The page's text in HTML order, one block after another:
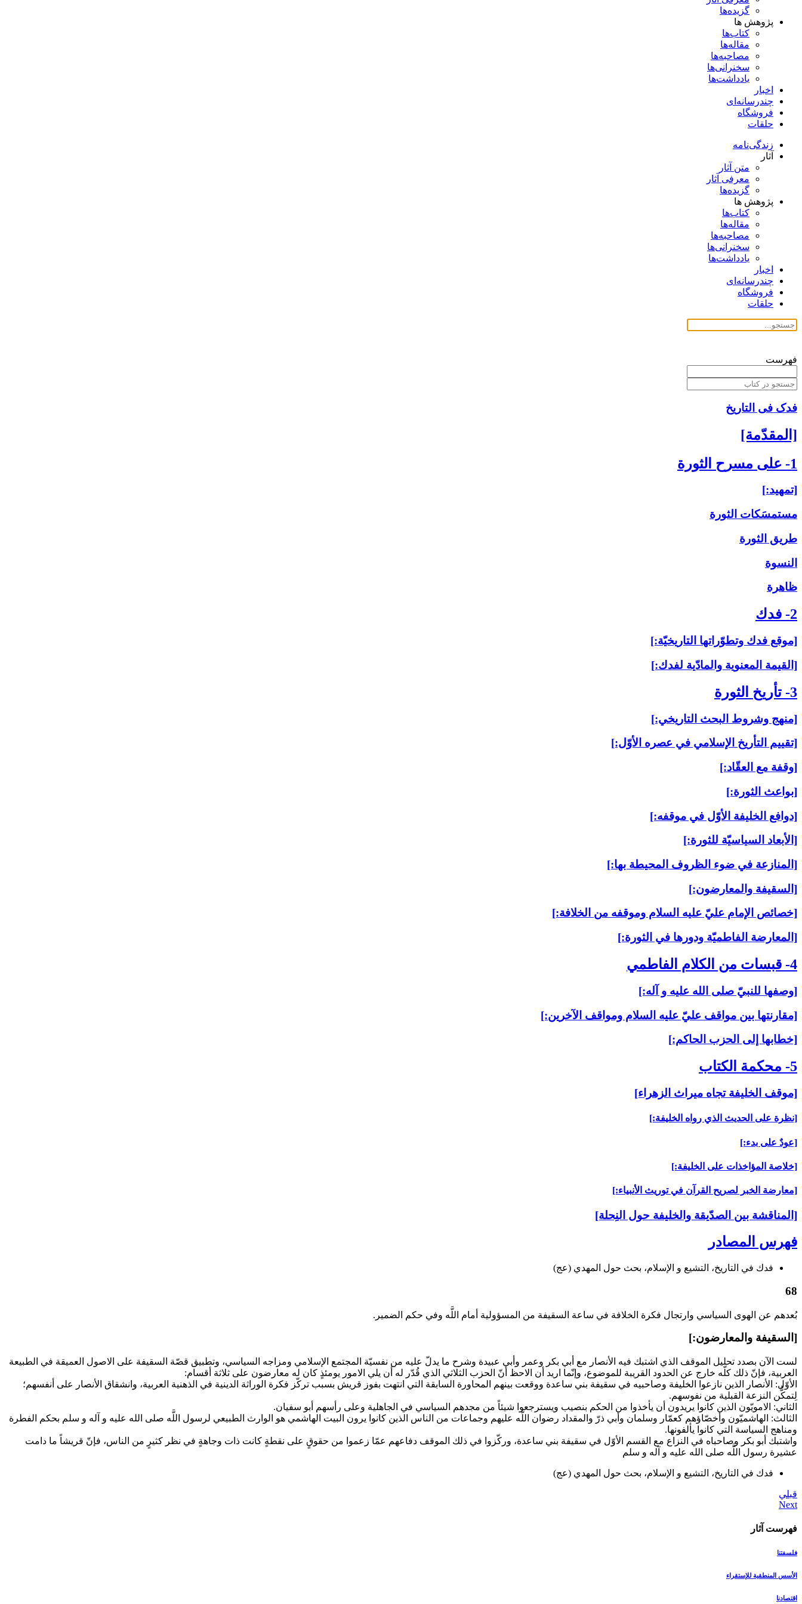
گزیده‌ها
پژوهش ها
کتاب‌ها
مقاله‌ها
مصاحبه‌ها
سخنرانی‌ها
یادداشت‌ها
اخبار
چندرسانه‌ای
فروشگاه
حلقات
زندگی‌نامه
آثار
متن آثار
معرفی آثار
گزیده‌ها
پژوهش ها
کتاب‌ها
مقاله‌ها
مصاحبه‌ها
سخنرانی‌ها
یادداشت‌ها
اخبار
چندرسانه‌ای
فروشگاه
حلقات
فهرست
فدک فی التاریخ
[المقدّمة]
1- على مسرح الثورة
[تمهيد:]
مستمسَكات الثورة
طريق الثورة
النسوة
ظاهرة
2- فدك‏
[موقع فدك وتطوّراتها التاريخيّة:]
[القيمة المعنوية والمادّية لفدك:]
3- تأريخ الثورة
[منهج وشروط البحث التاريخي:]
[تقييم التأريخ الإسلامي في عصره الأوّل:]
[وقفة مع العقّاد:]
[بواعث الثورة:]
[دوافع الخليفة الأوّل في موقفه:]
[الأبعاد السياسيّة للثورة:]
[المنازعة في ضوء الظروف المحيطة بها:]
[السقيفة والمعارضون:]
[خصائص الإمام عليّ عليه السلام وموقفه من الخلافة:]
[المعارضة الفاطميّة ودورها في الثورة:]
4- قبسات من الكلام الفاطمي‏
[وصفها للنبيّ صلى الله عليه و آله:]
[مقارنتها بين مواقف عليّ عليه السلام ومواقف الآخرين:]
[خطابها إلى الحزب الحاكم:]
5- محكمة الكتاب‏
[موقف الخليفة تجاه ميراث الزهراء]
[نظرة على الحديث الذي رواه الخليفة:]
[عودٌ على بدء:]
[خلاصة المؤاخذات على الخليفة:]
[معارضة الخبر لصريح القرآن في توريث الأنبياء:]
[المناقشة بين الصدّيقة والخليفة حول النِحلة]
فهرس المصادر
فدك في التاريخ، التشيع و الإسلام، بحث حول المهدي (عج)
68
بُعدهم عن الهوى السياسي وارتجال فكرة الخلافة في ساعة السقيفة من المسؤولية أمام اللَّه وفي حكم الضمير.
[السقيفة والمعارضون:]
لست الآن بصدد تحليل الموقف الذي اشتبك فيه الأنصار مع أبي بكر وعمر وأبي عبيدة وشرح ما يدلّ عليه من نفسيّة المجتمع الإسلامي ومزاجه السياسي، وتطبيق قصّة السقيفة على الاصول العميقة في الطبيعة
العربية، فإنّ ذلك كلّه خارج عن الحدود القريبة للموضوع، وإنّما اريد أن الاحظ أنّ الحزب الثلاثي الذي قُدّر له أن يلي الامور يومئذٍ كان له معارضون على‏ ثلاثة أقسام:
الأوّل: الأنصار الذين نازعوا الخليفة وصاحبيه في سقيفة بني ساعدة ووقعت بينهم المحاورة السابقة التي انتهت بفوز قريش بسبب تركّز فكرة الوراثة الدينية في الذهنية العربية، وانشقاق الأنصار على‏ أنفسهم؛
لِتمكُّن النزعة القبلية من نفوسهم.
الثاني: الامويّون الذين كانوا يريدون أن يأخذوا من الحكم بنصيب ويسترجعوا شيئاً من مجدهم السياسي في الجاهلية وعلى‏ رأسهم أبو سفيان.
الثالث: الهاشميّون وأخصّاؤهم كعمّار وسلمان وأبي ذرّ والمقداد رضوان اللَّه عليهم وجماعات من الناس الذين كانوا يرون البيت الهاشمي هو الوارث الطبيعي لرسول اللَّه صلى الله عليه و آله و سلم بحكم الفطرة
ومناهج السياسة التي كانوا يألفونها.
واشتبك أبو بكر وصاحباه في النزاع مع القسم الأوّل في سقيفة بني ساعدة، وركّزوا في ذلك الموقف دفاعهم عمّا زعموا من حقوقٍ على‏ نقطةٍ كانت ذات وجاهةٍ في نظر كثيرٍ من الناس، فإنّ قريشاً ما دامت
عشيرة رسول اللَّه صلى الله عليه و آله و سلم‏
فدك في التاريخ، التشيع و الإسلام، بحث حول المهدي (عج)
قبلي
فهرست آثار
فلسفتنا
الأسس المنطقیة للإستقراء
اقتصادنا